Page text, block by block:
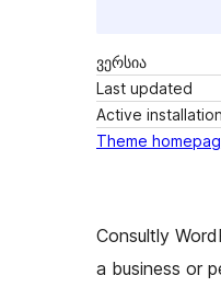
ვერსია
Last updated
Active
Theme
Consultly
a business or